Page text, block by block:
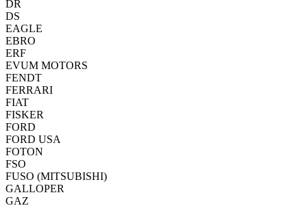
DR
DS
EAGLE
EBRO
ERF
EVUM MOTORS
FENDT
FERRARI
FIAT
FISKER
FORD
FORD USA
FOTON
FSO
FUSO (MITSUBISHI)
GALLOPER
GAZ